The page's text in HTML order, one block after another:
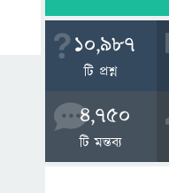
10,987
টি প্রশ্ন
4,750
টি মন্তব্য